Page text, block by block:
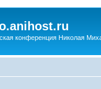
конференция Николая